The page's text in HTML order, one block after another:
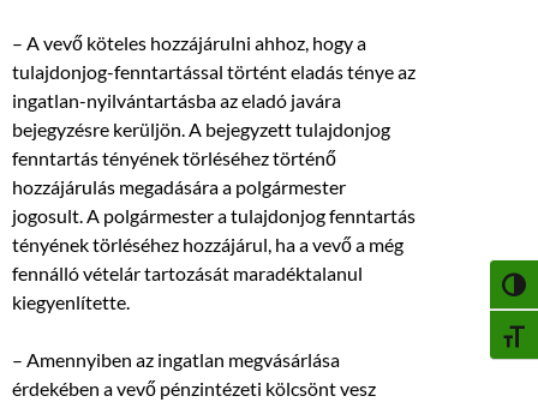
– A vevő köteles hozzájárulni ahhoz, hogy a
tulajdonjog-fenntartással történt eladás ténye az
ingatlan-nyilvántartásba az eladó javára
bejegyzésre kerüljön. A bejegyzett tulajdonjog
fenntartás tényének törléséhez történő
hozzájárulás megadására a polgármester
jogosult. A polgármester a tulajdonjog fenntartás
tényének törléséhez hozzájárul, ha a vevő a még
fennálló vételár tartozását maradéktalanul
kiegyenlítette.
– Amennyiben az ingatlan megvásárlása
érdekében a vevő pénzintézeti kölcsönt vesz